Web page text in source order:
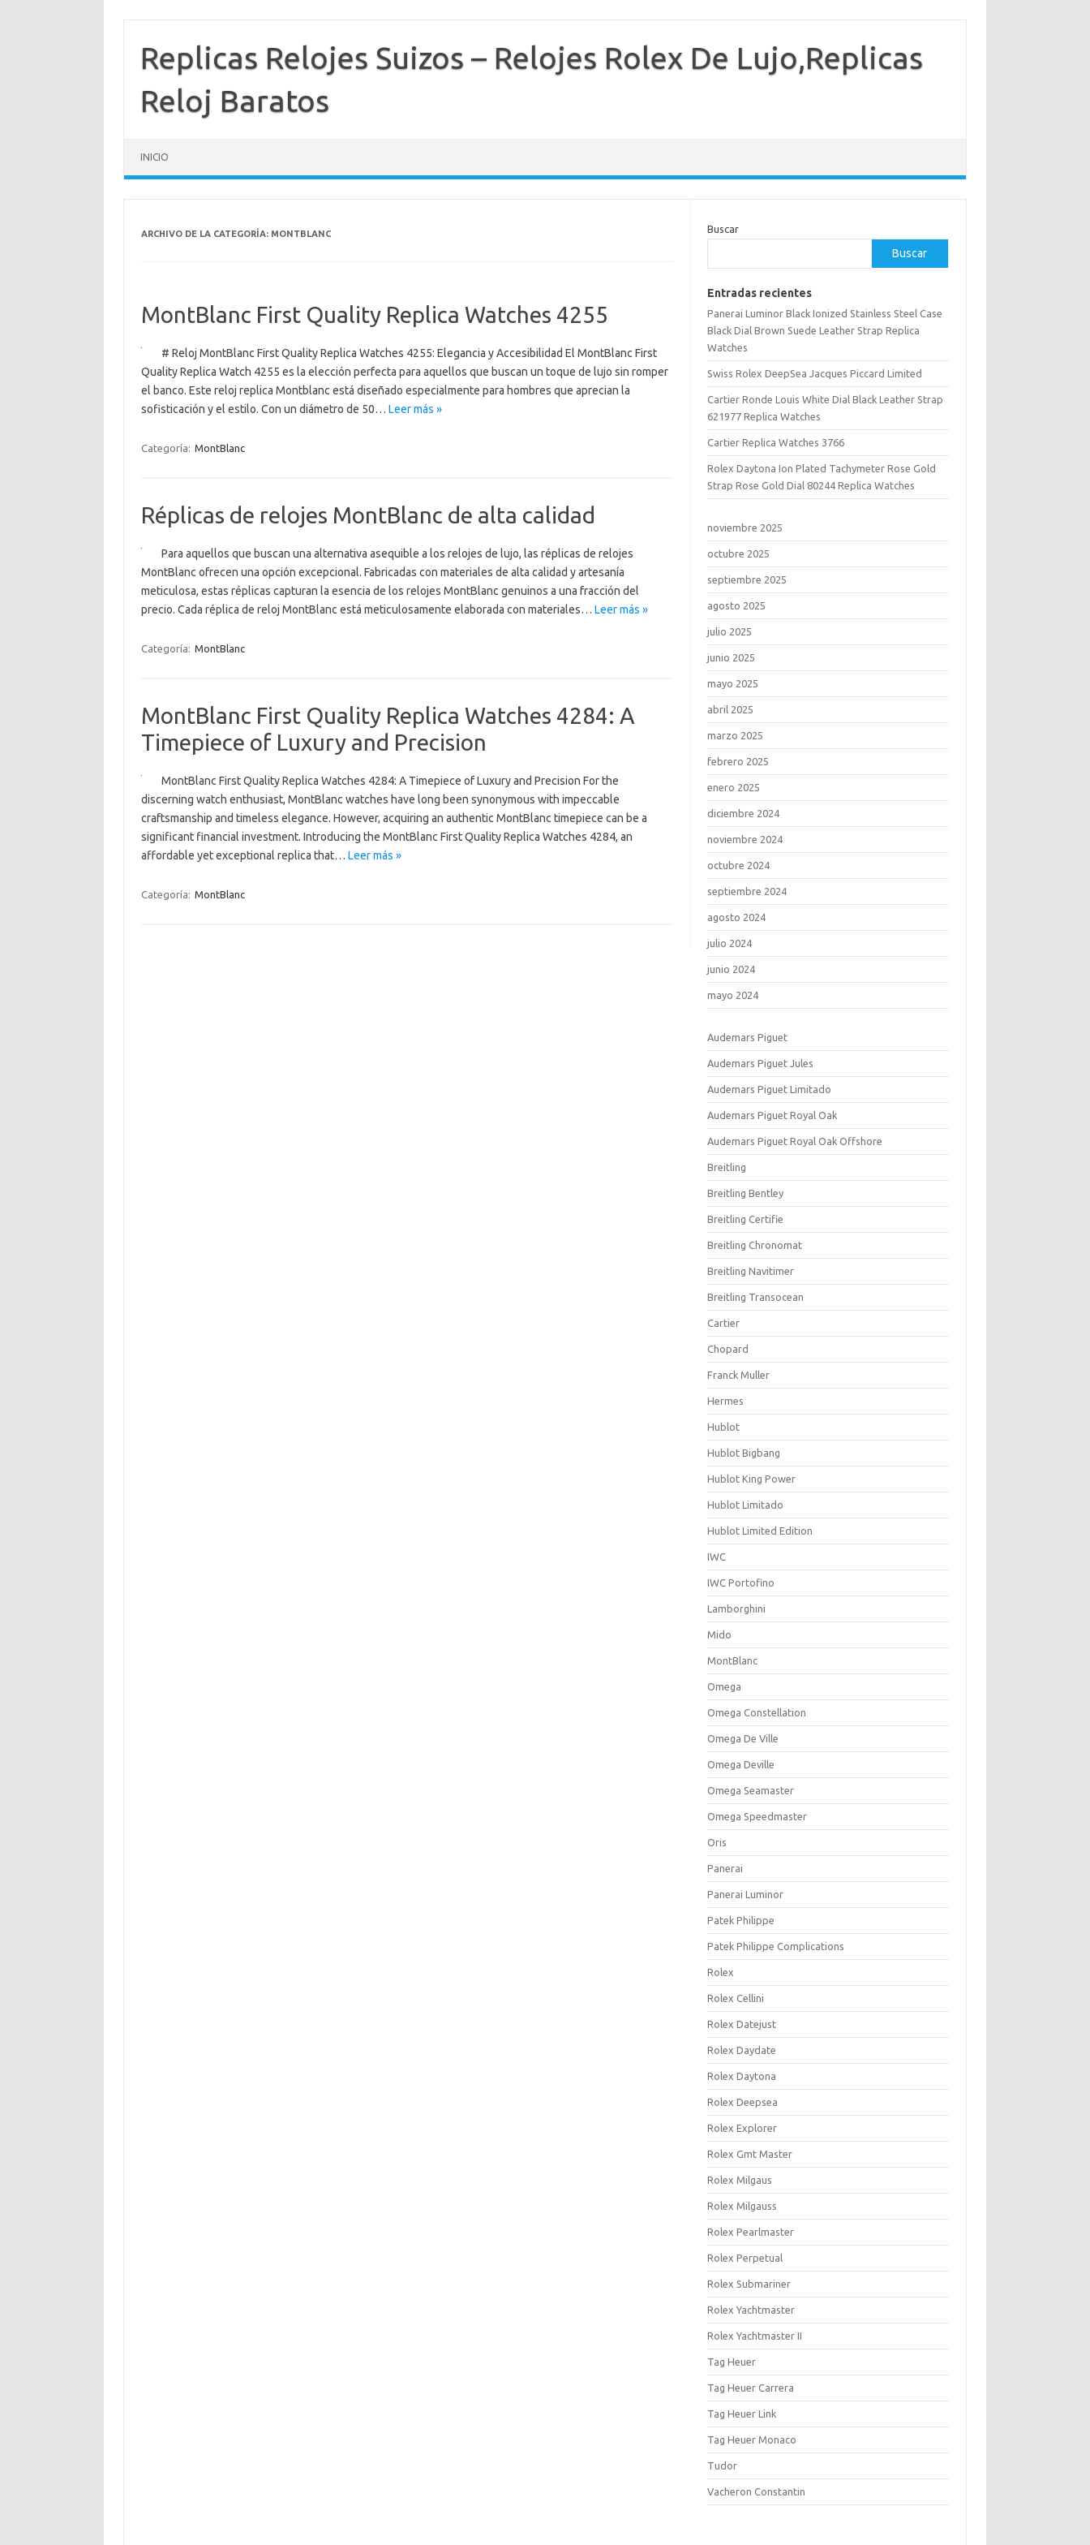
contenido
Replicas Relojes Suizos – Relojes Rolex De Lujo,Replicas
Reloj Baratos
INICIO
ARCHIVO DE LA CATEGORÍA: MONTBLANC
MontBlanc First Quality Replica Watches 4255
# Reloj MontBlanc First Quality Replica Watches 4255: Elegancia y Accesibilidad El MontBlanc First
Quality Replica Watch 4255 es la elección perfecta para aquellos que buscan un toque de lujo sin romper
el banco. Este reloj replica Montblanc está diseñado especialmente para hombres que aprecian la
sofisticación y el estilo. Con un diámetro de 50… Leer más »
Categoría: MontBlanc
Réplicas de relojes MontBlanc de alta calidad
Para aquellos que buscan una alternativa asequible a los relojes de lujo, las réplicas de relojes
MontBlanc ofrecen una opción excepcional. Fabricadas con materiales de alta calidad y artesanía
meticulosa, estas réplicas capturan la esencia de los relojes MontBlanc genuinos a una fracción del
precio. Cada réplica de reloj MontBlanc está meticulosamente elaborada con materiales… Leer más »
Categoría: MontBlanc
MontBlanc First Quality Replica Watches 4284: A
Timepiece of Luxury and Precision
MontBlanc First Quality Replica Watches 4284: A Timepiece of Luxury and Precision For the
discerning watch enthusiast, MontBlanc watches have long been synonymous with impeccable
craftsmanship and timeless elegance. However, acquiring an authentic MontBlanc timepiece can be a
significant financial investment. Introducing the MontBlanc First Quality Replica Watches 4284, an
affordable yet exceptional replica that… Leer más »
Categoría: MontBlanc
Buscar
Buscar
Entradas recientes
Panerai Luminor Black Ionized Stainless Steel Case
Black Dial Brown Suede Leather Strap Replica
Watches
Swiss Rolex DeepSea Jacques Piccard Limited
Cartier Ronde Louis White Dial Black Leather Strap
621977 Replica Watches
Cartier Replica Watches 3766
Rolex Daytona Ion Plated Tachymeter Rose Gold
Strap Rose Gold Dial 80244 Replica Watches
noviembre 2025
octubre 2025
septiembre 2025
agosto 2025
julio 2025
junio 2025
mayo 2025
abril 2025
marzo 2025
febrero 2025
enero 2025
diciembre 2024
noviembre 2024
octubre 2024
septiembre 2024
agosto 2024
julio 2024
junio 2024
mayo 2024
Audemars Piguet
Audemars Piguet Jules
Audemars Piguet Limitado
Audemars Piguet Royal Oak
Audemars Piguet Royal Oak Offshore
Breitling
Breitling Bentley
Breitling Certifie
Breitling Chronomat
Breitling Navitimer
Breitling Transocean
Cartier
Chopard
Franck Muller
Hermes
Hublot
Hublot Bigbang
Hublot King Power
Hublot Limitado
Hublot Limited Edition
IWC
IWC Portofino
Lamborghini
Mido
MontBlanc
Omega
Omega Constellation
Omega De Ville
Omega Deville
Omega Seamaster
Omega Speedmaster
Oris
Panerai
Panerai Luminor
Patek Philippe
Patek Philippe Complications
Rolex
Rolex Cellini
Rolex Datejust
Rolex Daydate
Rolex Daytona
Rolex Deepsea
Rolex Explorer
Rolex Gmt Master
Rolex Milgaus
Rolex Milgauss
Rolex Pearlmaster
Rolex Perpetual
Rolex Submariner
Rolex Yachtmaster
Rolex Yachtmaster II
Tag Heuer
Tag Heuer Carrera
Tag Heuer Link
Tag Heuer Monaco
Tudor
Vacheron Constantin